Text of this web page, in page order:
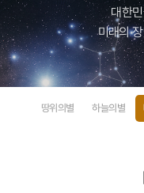
유족회 홍보관
천국의 별님
순직군인 유가족 찾기
대한
미래의
땅위의별 하늘의별